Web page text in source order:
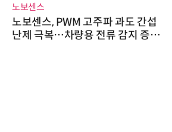
노보센스
노보센스, PWM 고주파 과도 간섭
난제 극복…차량용 전류 감지 증폭